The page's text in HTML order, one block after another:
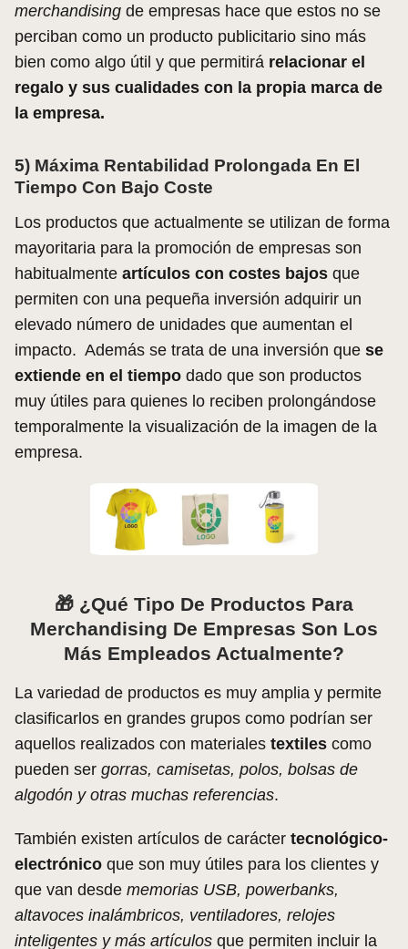
merchandising de empresas hace que estos no se
perciban como un producto publicitario sino más
bien como algo útil y que permitirá relacionar el
regalo y sus cualidades con la propia marca de
la empresa.
5) Máxima Rentabilidad Prolongada En El
Tiempo Con Bajo Coste
Los productos que actualmente se utilizan de forma
mayoritaria para la promoción de empresas son
habitualmente artículos con costes bajos que
permiten con una pequeña inversión adquirir un
elevado número de unidades que aumentan el
impacto. Además se trata de una inversión que se
extiende en el tiempo dado que son productos
muy útiles para quienes lo reciben prolongándose
temporalmente la visualización de la imagen de la
empresa.
🎁 ¿Qué Tipo De Productos Para
Merchandising De Empresas Son Los
Más Empleados Actualmente?
La variedad de productos es muy amplia y permite
clasificarlos en grandes grupos como podrían ser
aquellos realizados con materiales textiles como
pueden ser gorras, camisetas, polos, bolsas de
algodón y otras muchas referencias.
También existen artículos de carácter tecnológico-
electrónico que son muy útiles para los clientes y
que van desde memorias USB, powerbanks,
altavoces inalámbricos, ventiladores, relojes
inteligentes y más artículos que permiten incluir la